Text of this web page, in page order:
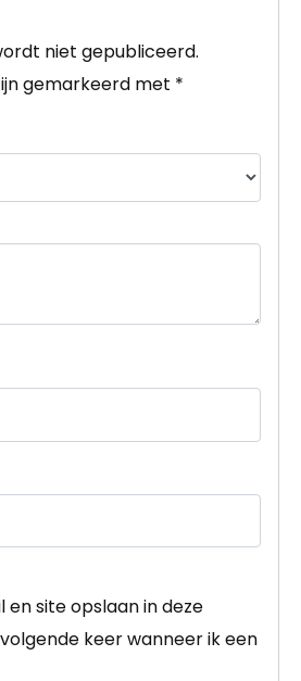
niet gepubliceerd.
gemarkeerd met *
en site opslaan in deze
keer wanneer ik een